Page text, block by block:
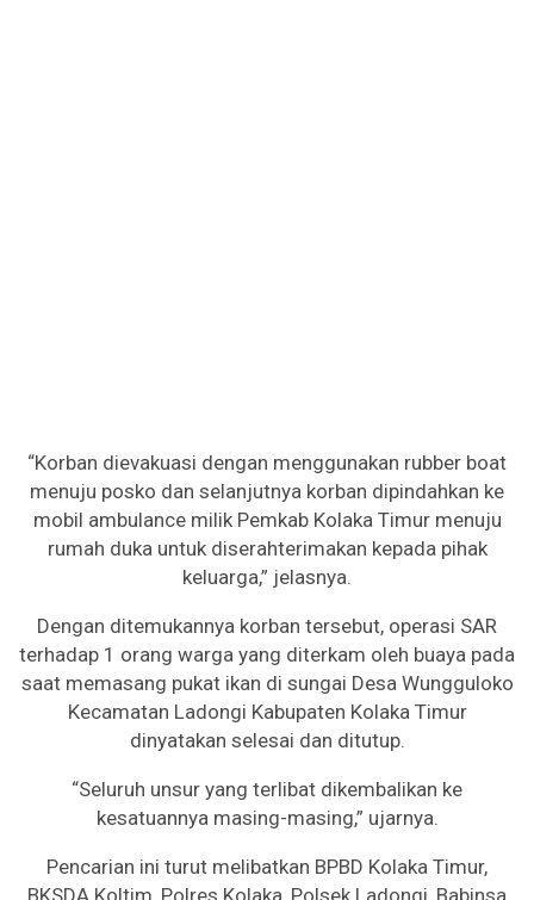
“Korban dievakuasi dengan menggunakan rubber boat
menuju posko dan selanjutnya korban dipindahkan ke
mobil ambulance milik Pemkab Kolaka Timur menuju
rumah duka untuk diserahterimakan kepada pihak
keluarga,” jelasnya.
Dengan ditemukannya korban tersebut, operasi SAR
terhadap 1 orang warga yang diterkam oleh buaya pada
saat memasang pukat ikan di sungai Desa Wungguloko
Kecamatan Ladongi Kabupaten Kolaka Timur
dinyatakan selesai dan ditutup.
“Seluruh unsur yang terlibat dikembalikan ke
kesatuannya masing-masing,” ujarnya.
Pencarian ini turut melibatkan BPBD Kolaka Timur,